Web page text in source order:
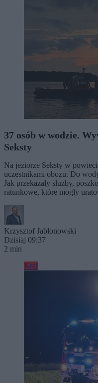
37 osób w wodzie.
Seksty
Na jeziorze Seksty w
uczestnikami obozu. Do
Jak przekazały służby,
ratunkowe, które mogły
Krzysztof Jabłonowski
Dzisiaj 09:37
2 min
Kraj